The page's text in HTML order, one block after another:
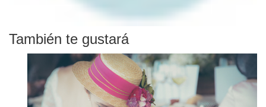
También te gustará